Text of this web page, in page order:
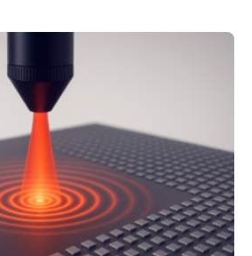
Lage, eine sogenannte zweite
und insbesondere für
von Interesse ist. Über ihre
die Forschenden im Journal of
Society. —What for?
Strom leiten und Licht
sind für viele moderne